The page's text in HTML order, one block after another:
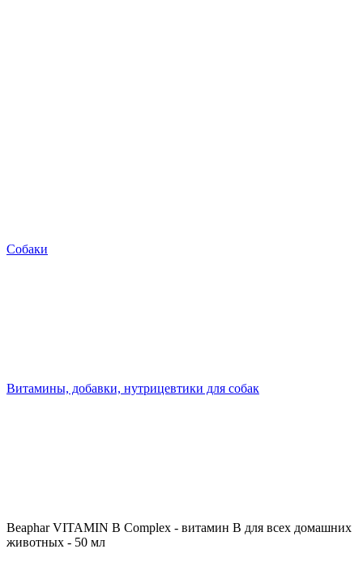
Собаки
Витамины, добавки, нутрицевтики для собак
Beaphar VITAMIN B Complex - витамин В для всех домашних
животных - 50 мл